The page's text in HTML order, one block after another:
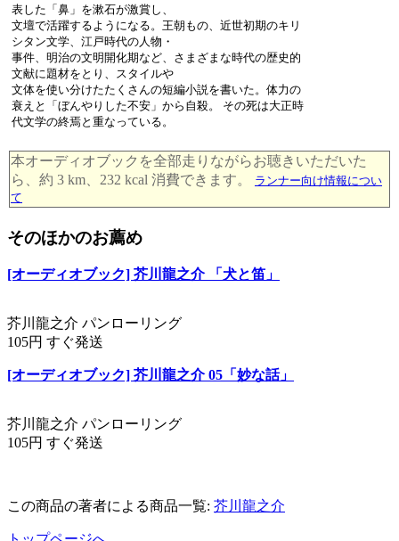
表した「鼻」を漱石が激賞し、
文壇で活躍するようになる。王朝もの、近世初期のキリ
シタン文学、江戸時代の人物・
事件、明治の文明開化期など、さまざまな時代の歴史的
文献に題材をとり、スタイルや
文体を使い分けたたくさんの短編小説を書いた。体力の
衰えと「ぼんやりした不安」から自殺。 その死は大正時
代文学の終焉と重なっている。
本オーディオブックを全部走りながらお聴きいただいた
ら、約 3 km、232 kcal 消費できます。
ランナー向け情報につい
て
そのほかのお薦め
[オーディオブック] 芥川龍之介 「犬と笛」
芥川龍之介 パンローリング
105円 すぐ発送
[オーディオブック] 芥川龍之介 05「妙な話」
芥川龍之介 パンローリング
105円 すぐ発送
この商品の著者による商品一覧: 芥川龍之介